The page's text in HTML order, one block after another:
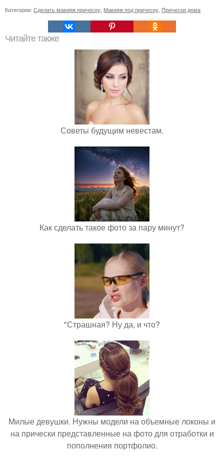
Категории: Сделать макияж прическу Макияж под прическу Прически дома
Читайте также
Советы будущим невестам.
Как сделать такое фото за пару минут?
"Страшная? Ну да, и что?
Милые девушки. Нужны модели на объемные локоны и
на прически представленные на фото для отработки и
пополнения портфолио.